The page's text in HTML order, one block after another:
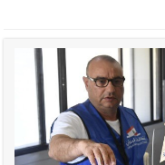
التغذية بالمياه
الكهربائي
أشخاص بجرائم